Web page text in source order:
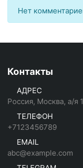
Нет
Контакты
АДРЕС
Россия, Москва, а/я
ТЕЛЕФОН
+7123456789
EMAIL
abc@example.com